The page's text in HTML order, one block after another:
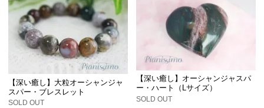
【深い癒し】大粒オーシャンジャ
スパー・ブレスレット
SOLD OUT
【深い癒し】オーシャンジャスパ
ー・ハート（Lサイズ）
SOLD OUT